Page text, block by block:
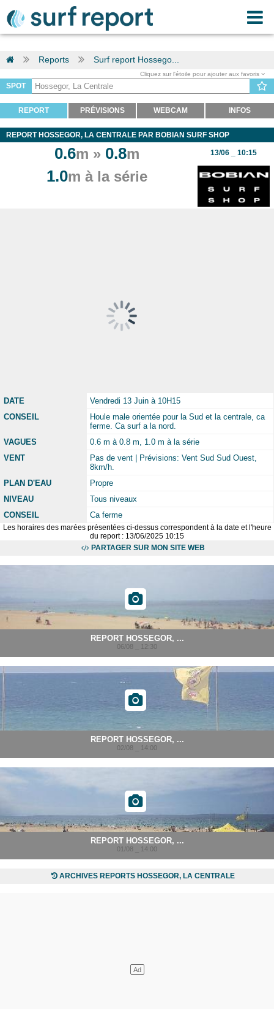
Reports Surf report Hossego...
Cliquez sur l'étoile pour ajouter aux favoris
SPOT
REPORT PRÉVISIONS WEBCAM INFOS
REPORT HOSSEGOR, LA CENTRALE PAR BOBIAN SURF SHOP
0.6m » 0.8m
1.0m à la série
13/06 _ 10:15
DATE
Vendredi 13 Juin à 10H15
CONSEIL
Houle male orientée pour la Sud et la centrale, ca
ferme. Ca surf a la nord.
VAGUES
0.6 m à 0.8 m, 1.0 m à la série
VENT
Pas de vent | Prévisions: Vent Sud Sud Ouest,
8km/h.
PLAN D'EAU
Propre
NIVEAU
Tous niveaux
CONSEIL
Ca ferme
Les horaires des marées présentées ci-dessus correspondent à la date et l'heure
du report : 13/06/2025 10:15
PARTAGER SUR MON SITE WEB
REPORT HOSSEGOR, ...
06/08 _ 12:30
REPORT HOSSEGOR, ...
02/08 _ 14:00
REPORT HOSSEGOR, ...
01/08 _ 14:00
ARCHIVES REPORTS HOSSEGOR, LA CENTRALE